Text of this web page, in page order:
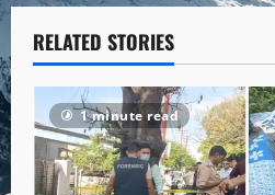
RELATED STORIES
1 minute read